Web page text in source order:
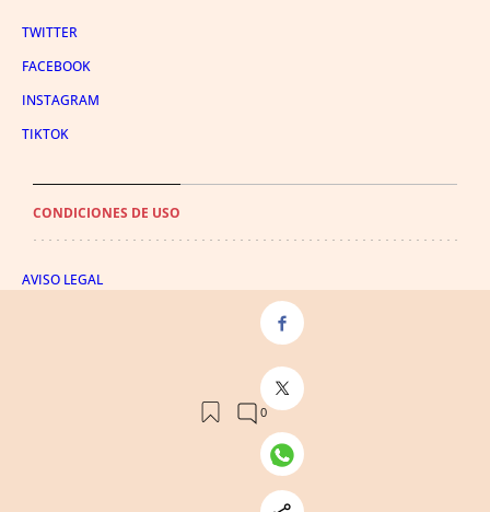
TWITTER
FACEBOOK
INSTAGRAM
TIKTOK
CONDICIONES DE USO
AVISO LEGAL